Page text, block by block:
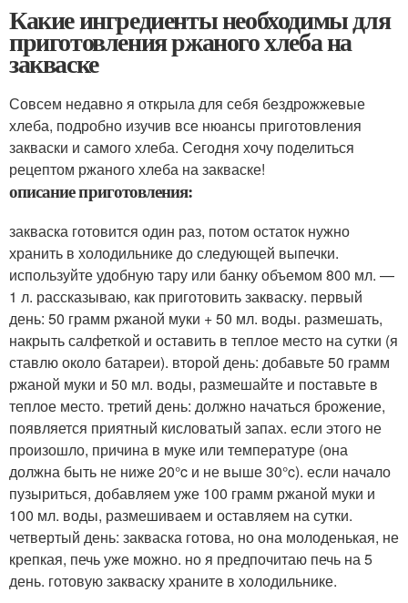
Какие ингредиенты необходимы для
приготовления ржаного хлеба на
закваске
Совсем недавно я открыла для себя бездрожжевые
хлеба, подробно изучив все нюансы приготовления
закваски и самого хлеба. Сегодня хочу поделиться
рецептом ржаного хлеба на закваске!
описание приготовления:
закваска готовится один раз, потом остаток нужно
хранить в холодильнике до следующей выпечки.
используйте удобную тару или банку объемом 800 мл. —
1 л. рассказываю, как приготовить закваску. первый
день: 50 грамм ржаной муки + 50 мл. воды. размешать,
накрыть салфеткой и оставить в теплое место на сутки (я
ставлю около батареи). второй день: добавьте 50 грамм
ржаной муки и 50 мл. воды, размешайте и поставьте в
теплое место. третий день: должно начаться брожение,
появляется приятный кисловатый запах. если этого не
произошло, причина в муке или температуре (она
должна быть не ниже 20°c и не выше 30°c). если начало
пузыриться, добавляем уже 100 грамм ржаной муки и
100 мл. воды, размешиваем и оставляем на сутки.
четвертый день: закваска готова, но она молоденькая, не
крепкая, печь уже можно. но я предпочитаю печь на 5
день. готовую закваску храните в холодильнике.